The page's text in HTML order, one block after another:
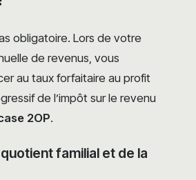
obligatoire. Lors de votre
de revenus, vous
au taux forfaitaire au profit
de l’impôt sur le revenu
2OP.
familial et de la